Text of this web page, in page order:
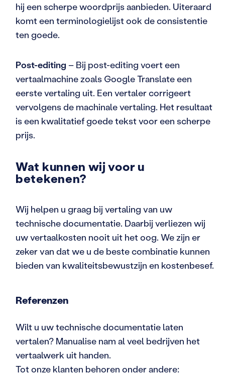
hij een scherpe woordprijs aanbieden. Uiteraard
komt een terminologielijst ook de consistentie
ten goede.
Post-editing – Bij post-editing voert een
vertaalmachine zoals Google Translate een
eerste vertaling uit. Een vertaler corrigeert
vervolgens de machinale vertaling. Het resultaat
is een kwalitatief goede tekst voor een scherpe
prijs.
Wat kunnen wij voor u
betekenen?
Wij helpen u graag bij vertaling van uw
technische documentatie. Daarbij verliezen wij
uw vertaalkosten nooit uit het oog. We zijn er
zeker van dat we u de beste combinatie kunnen
bieden van kwaliteitsbewustzijn en kostenbesef.
Referenzen
Wilt u uw technische documentatie laten
vertalen? Manualise nam al veel bedrijven het
vertaalwerk uit handen.
Tot onze klanten behoren onder andere: